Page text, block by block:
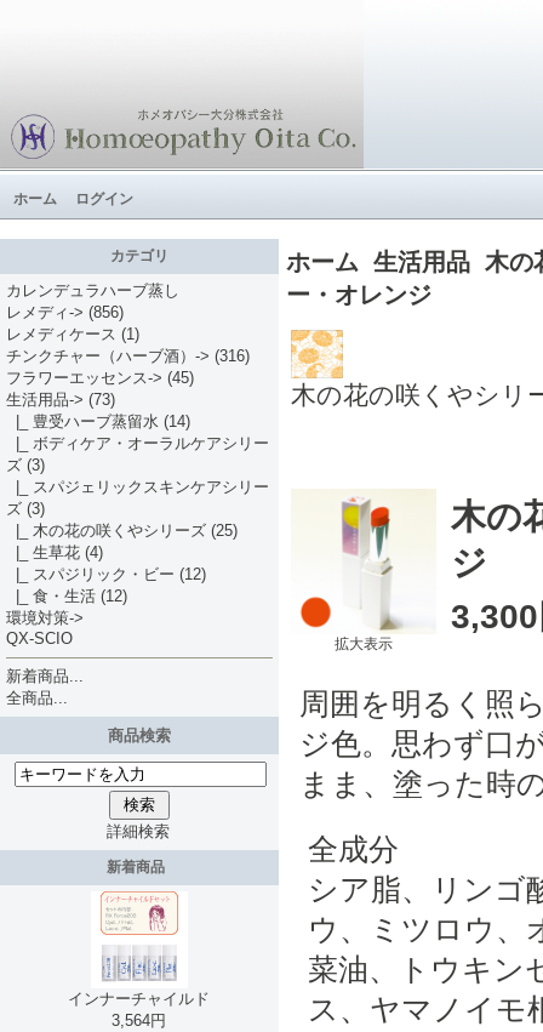
ホーム ログイン
カテゴリ
カレンデュラハーブ蒸し
レメディ-> (856)
レメディケース (1)
チンクチャー（ハーブ酒）-> (316)
フラワーエッセンス-> (45)
生活用品-> (73)
|_ 豊受ハーブ蒸留水 (14)
|_ ボディケア・オーラルケアシリー
ズ (3)
|_ スパジェリックスキンケアシリー
ズ (3)
|_ 木の花の咲くやシリーズ (25)
|_ 生草花 (4)
|_ スパジリック・ビー (12)
|_ 食・生活 (12)
環境対策->
QX-SCIO
新着商品...
全商品...
商品検索
詳細検索
新着商品
インナーチャイルド
3,564円
ホーム 生活用品 木の
ー・オレンジ
木の花の咲くやシリ
拡大表示
木の
ジ
周囲を明るく照
ジ色。思わず口
まま、塗った時
全成分
シア脂、リンゴ
ウ、ミツロウ、
菜油、トウキン
ス、ヤマノイモ